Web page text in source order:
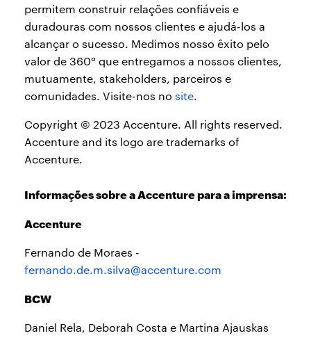
permitem construir relações confiáveis e
duradouras com nossos clientes e ajudá-los a
alcançar o sucesso. Medimos nosso êxito pelo
valor de 360° que entregamos a nossos clientes,
mutuamente, stakeholders, parceiros e
comunidades. Visite-nos no site.
Copyright © 2023 Accenture. All rights reserved.
Accenture and its logo are trademarks of
Accenture.
Informações sobre a Accenture para a imprensa:
Accenture
Fernando de Moraes -
fernando.de.m.silva@accenture.com
BCW
Daniel Rela, Deborah Costa e Martina Ajauskas